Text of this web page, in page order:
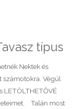
típus
Nektek és
számotokra. Végül
LETÖLTHETŐVÉ
Talán most